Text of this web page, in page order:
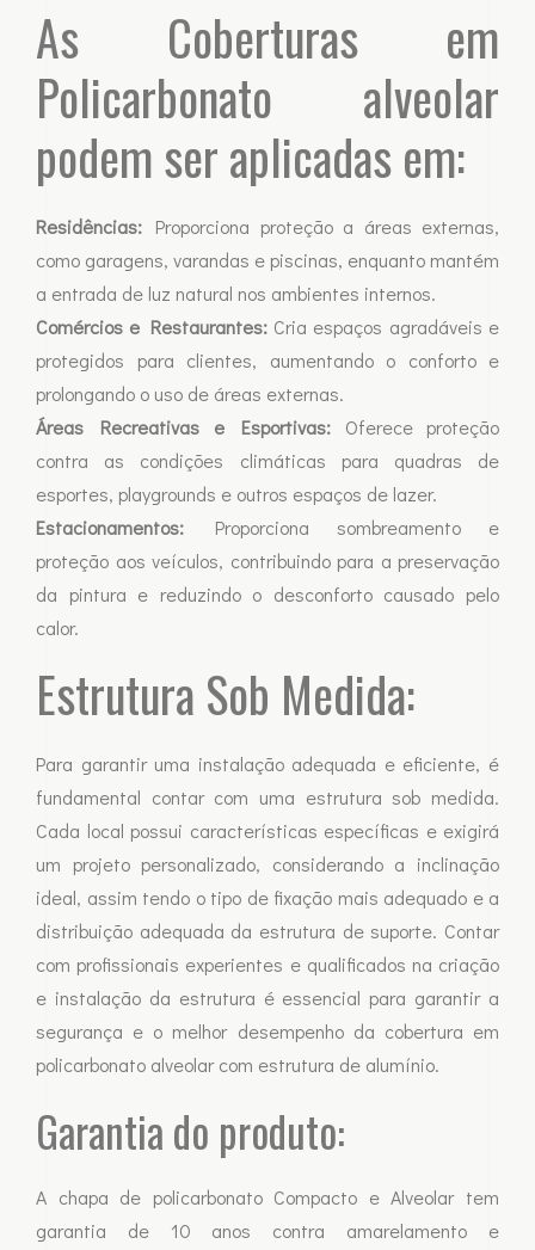
As Coberturas em
Policarbonato alveolar
podem ser aplicadas em:
Residências: Proporciona proteção a áreas externas,
como garagens, varandas e piscinas, enquanto mantém
a entrada de luz natural nos ambientes internos.
Comércios e Restaurantes:Cria espaços agradáveis e
protegidos para clientes, aumentando o conforto e
prolongando o uso de áreas externas.
Áreas Recreativas e Esportivas: Oferece proteção
contra as condições climáticas para quadras de
esportes, playgrounds e outros espaços de lazer.
Estacionamentos: Proporciona sombreamento e
proteção aos veículos, contribuindo para a preservação
da pintura e reduzindo o desconforto causado pelo
calor.
Estrutura Sob Medida:
Para garantir uma instalação adequada e eficiente, é
fundamental contar com uma estrutura sob medida.
Cada local possui características específicas e exigirá
um projeto personalizado, considerando a inclinação
ideal, assim tendo o tipo de fixação mais adequado e a
distribuição adequada da estrutura de suporte. Contar
com profissionais experientes e qualificados na criação
e instalação da estrutura é essencial para garantir a
segurança e o melhor desempenho da cobertura em
policarbonato alveolar com estrutura de alumínio.
Garantia do produto:
A chapa de policarbonato Compacto e Alveolar tem
garantia de 10 anos contra amarelamento e